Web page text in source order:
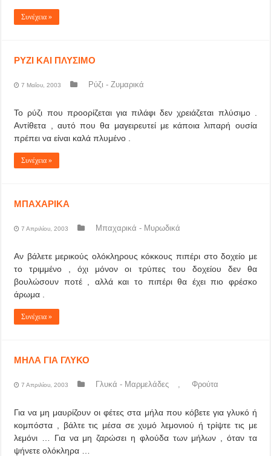
Συνέχεια »
ΡΥΖΙ ΚΑΙ ΠΛΥΣΙΜΟ
7 Μαΐου, 2003 Ρύζι - Ζυμαρικά
Το ρύζι που προορίζεται για πιλάφι δεν χρειάζεται πλύσιμο .
Αντίθετα , αυτό που θα μαγειρευτεί με κάποια λιπαρή ουσία
πρέπει να είναι καλά πλυμένο .
Συνέχεια »
ΜΠΑΧΑΡΙΚΑ
7 Απριλίου, 2003 Μπαχαρικά - Μυρωδικά
Αν βάλετε μερικούς ολόκληρους κόκκους πιπέρι στο δοχείο με
το τριμμένο , όχι μόνον οι τρύπες του δοχείου δεν θα
βουλώσουν ποτέ , αλλά και το πιπέρι θα έχει πιο φρέσκο
άρωμα .
Συνέχεια »
ΜΗΛΑ ΓΙΑ ΓΛΥΚΟ
7 Απριλίου, 2003 Γλυκά - Μαρμελάδες , Φρούτα
Για να μη μαυρίζουν οι φέτες στα μήλα που κόβετε για γλυκό ή
κομπόστα , βάλτε τις μέσα σε χυμό λεμονιού ή τρίψτε τις με
λεμόνι … Για να μη ζαρώσει η φλούδα των μήλων , όταν τα
ψήνετε ολόκληρα …